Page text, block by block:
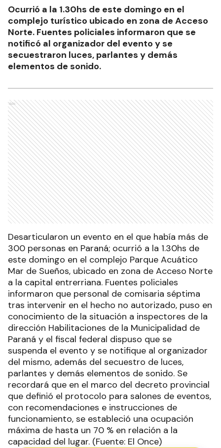
Ocurrió a la 1.30hs de este domingo en el
complejo turístico ubicado en zona de Acceso
Norte. Fuentes policiales informaron que se
notificó al organizador del evento y se
secuestraron luces, parlantes y demás
elementos de sonido.
Ads
Desarticularon un evento en el que había más de
300 personas en Paraná; ocurrió a la 1.30hs de
este domingo en el complejo Parque Acuático
Mar de Sueños, ubicado en zona de Acceso Norte
a la capital entrerriana. Fuentes policiales
informaron que personal de comisaria séptima
tras intervenir en el hecho no autorizado, puso en
conocimiento de la situación a inspectores de la
dirección Habilitaciones de la Municipalidad de
Paraná y el fiscal federal dispuso que se
suspenda el evento y se notifique al organizador
del mismo, además del secuestro de luces,
parlantes y demás elementos de sonido. Se
recordará que en el marco del decreto provincial
que definió el protocolo para salones de eventos,
con recomendaciones e instrucciones de
funcionamiento, se estableció una ocupación
máxima de hasta un 70 % en relación a la
capacidad del lugar. (Fuente: El Once)